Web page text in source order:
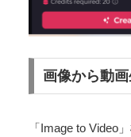
画像から動
「Image to Video